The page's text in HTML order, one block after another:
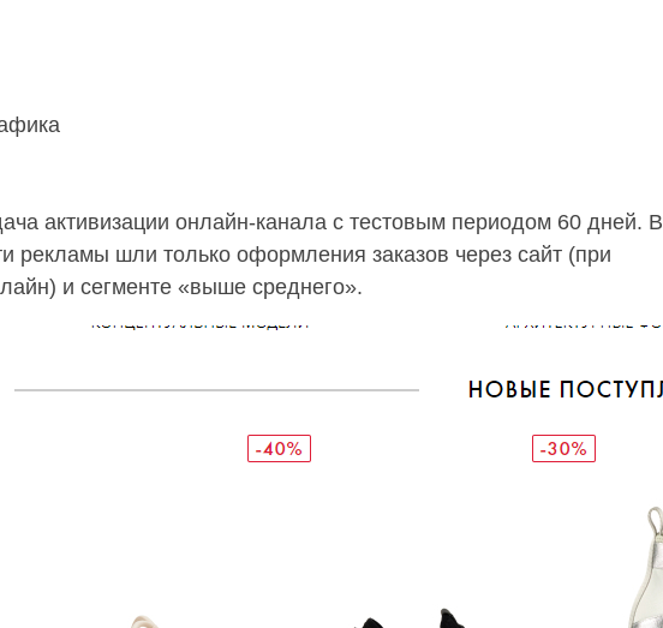
активизации онлайн-канала с тестовым периодом 60 дней. В
рекламы шли только оформления заказов через сайт (при
и сегменте «выше среднего».